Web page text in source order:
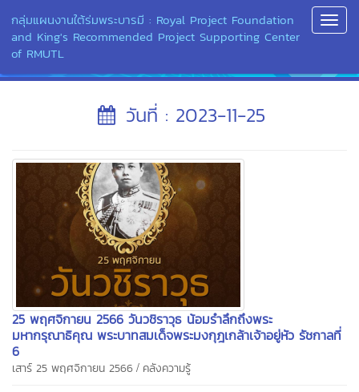
กลุ่มแผนงานใต้ร่มพระบารมี : Royal Project Foundation
and King's Recommended Project Supporting Center
of RMUTL
วันที่ : 2023-11-25
25 พฤศจิกายน 2566 วันวชิราวุธ น้อมรำลึกถึงพระ
มหากรุณาธิคุณ พระบาทสมเด็จพระมงกุฎเกล้าเจ้าอยู่หัว รัชกาลที่
6
เสาร์ 25 พฤศจิกายน 2566 / คลังความรู้